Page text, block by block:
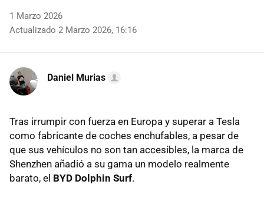
1 Marzo 2026
Actualizado 2 Marzo 2026, 16:16
Daniel Murias
Tras irrumpir con fuerza en Europa y superar a Tesla
como fabricante de coches enchufables, a pesar de
que sus vehículos no son tan accesibles, la marca de
Shenzhen añadió a su gama un modelo realmente
barato, el BYD Dolphin Surf.